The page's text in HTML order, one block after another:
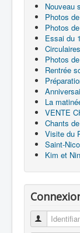
Nouveau
Photos
Photos
Essai du
Photos
Rentrée
La
VENTE
Chants
Visite du
Saint-
Kim et
Identifiant